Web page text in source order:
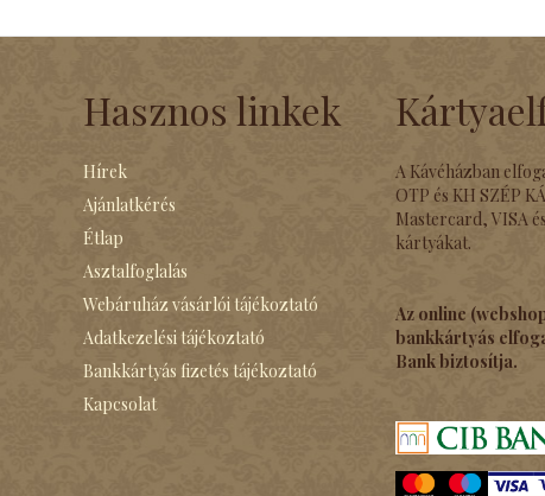
Hasznos linkek
Hírek
Ajánlatkérés
Étlap
Asztalfoglalás
Webáruház vásárlói tájékoztató
Adatkezelési tájékoztató
Bankkártyás fizetés tájékoztató
Kapcsolat
A Kávéházban
OTP és KH SZÉP
Mastercard, VISA
kártyákat.
Az online
bankkártyás
Bank biztosítja.